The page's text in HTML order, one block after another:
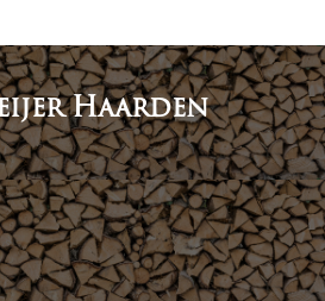
Haarden